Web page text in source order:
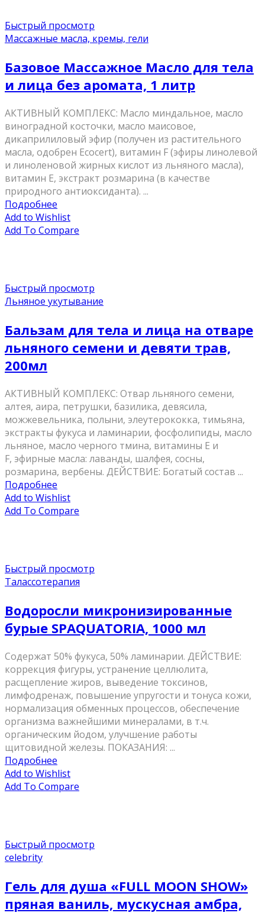
Быстрый просмотр
Массажные масла, кремы, гели
Базовое Массажное Масло для тела
и лица без аромата, 1 литр
АКТИВНЫЙ КОМПЛЕКС: Масло миндальное, масло
виноградной косточки, масло маисовое,
дикаприлиловый эфир (получен из растительного
масла, одобрен Ecocert), витамин F (эфиры линолевой
и линоленовой жирных кислот из льняного масла),
витамин Е, экстракт розмарина (в качестве
природного антиоксиданта). ...
Подробнее
Add to Wishlist
Add To Compare
Быстрый просмотр
Льняное укутывание
Бальзам для тела и лица на отваре
льняного семени и девяти трав,
200мл
АКТИВНЫЙ КОМПЛЕКС: Отвар льняного семени,
алтея, аира, петрушки, базилика, девясила,
можжевельника, полыни, элеутерококка, тимьяна,
экстракты фукуса и ламинарии, фосфолипиды, масло
льняное, масло черного тмина, витамины Е и
F, эфирные масла: лаванды, шалфея, сосны,
розмарина, вербены. ДЕЙСТВИЕ: Богатый состав ...
Подробнее
Add to Wishlist
Add To Compare
Быстрый просмотр
Талассотерапия
Водоросли микронизированные
бурые SPAQUATORIA, 1000 мл
Содержат 50% фукуса, 50% ламинарии. ДЕЙСТВИЕ:
коррекция фигуры, устранение целлюлита,
расщепление жиров, выведение токсинов,
лимфодренаж, повышение упругости и тонуса кожи,
нормализация обменных процессов, обеспечение
организма важнейшими минералами, в т.ч.
органическим йодом, улучшение работы
щитовидной железы. ПОКАЗАНИЯ: ...
Подробнее
Add to Wishlist
Add To Compare
Быстрый просмотр
celebrity
Гель для душа «FULL MOON SHOW»
пряная ваниль, мускусная амбра,